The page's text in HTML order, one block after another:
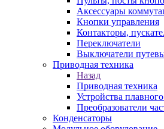
Аксессуары
Кнопки управления
Контакторы,
Переключатели
Выключатели
Приводная техника
Назад
Приводная техника
Устройства
Преобразователи
Конденсаторы